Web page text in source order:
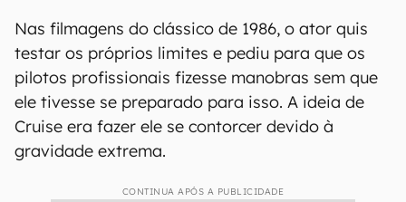
Nas filmagens do clássico de 1986, o ator quis
testar os próprios limites e pediu para que os
pilotos profissionais fizesse manobras sem que
ele tivesse se preparado para isso. A ideia de
Cruise era fazer ele se contorcer devido à
gravidade extrema.
CONTINUA APÓS A PUBLICIDADE